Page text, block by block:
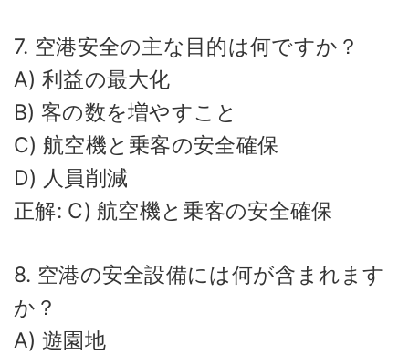
7. 空港安全の主な目的は何ですか？
A) 利益の最大化
B) 客の数を増やすこと
C) 航空機と乗客の安全確保
D) 人員削減
正解: C) 航空機と乗客の安全確保
8. 空港の安全設備には何が含まれます
か？
A) 遊園地